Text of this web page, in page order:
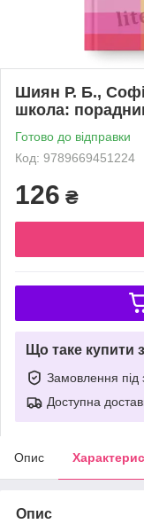
Шиян Р. Б.,
школа:
Готово до відправки
Код: 9789669451224
126 ₴
Що таке купити
Замовлення під
Доступна
Опис
Опис